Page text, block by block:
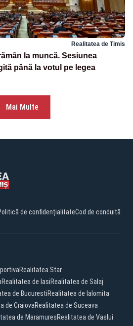
Realitatea de Timis
la muncă. Sesiunea
până la votul pe legea
Mai Multe
de confidențialitateCod de conduită
Realitatea Star
Realitatea de IasiRealitatea de Salaj
de BucurestiRealitatea de Ialomita
de CraiovaRealitatea de Suceava
de MaramuresRealitatea de Vaslui